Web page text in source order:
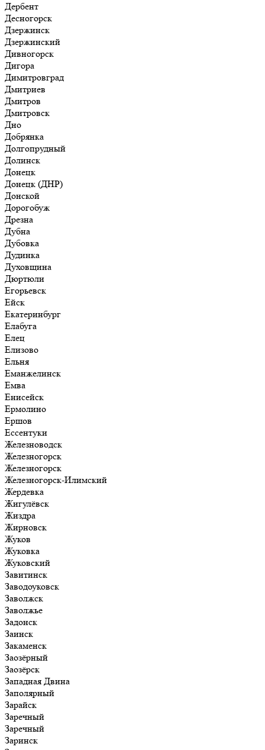
Дербент
Десногорск
Дзержинск
Дзержинский
Дивногорск
Дигора
Димитровград
Дмитриев
Дмитров
Дмитровск
Дно
Добрянка
Долгопрудный
Долинск
Донецк
Донецк (ДНР)
Донской
Дорогобуж
Дрезна
Дубна
Дубовка
Дудинка
Духовщина
Дюртюли
Егорьевск
Ейск
Екатеринбург
Елабуга
Елец
Елизово
Ельня
Еманжелинск
Емва
Енисейск
Ермолино
Ершов
Ессентуки
Железноводск
Железногорск
Железногорск
Железногорск-Илимский
Жердевка
Жигулёвск
Жиздра
Жирновск
Жуков
Жуковка
Жуковский
Завитинск
Заводоуковск
Заволжск
Заволжье
Задонск
Заинск
Закаменск
Заозёрный
Заозёрск
Западная Двина
Заполярный
Зарайск
Заречный
Заречный
Заринск